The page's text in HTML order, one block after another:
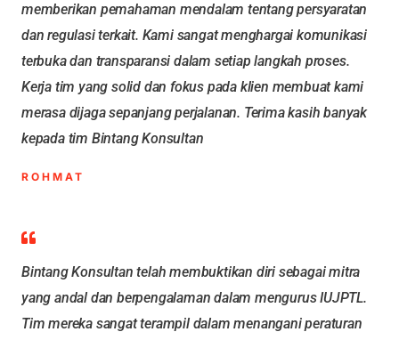
memberikan pemahaman mendalam tentang persyaratan
dan regulasi terkait. Kami sangat menghargai komunikasi
terbuka dan transparansi dalam setiap langkah proses.
Kerja tim yang solid dan fokus pada klien membuat kami
merasa dijaga sepanjang perjalanan. Terima kasih banyak
kepada tim Bintang Konsultan
ROHMAT
Bintang Konsultan telah membuktikan diri sebagai mitra
yang andal dan berpengalaman dalam mengurus IUJPTL.
Tim mereka sangat terampil dalam menangani peraturan